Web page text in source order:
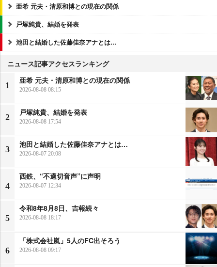
亜希 元夫・清原和博との現在の関係
戸塚純貴、結婚を発表
池田と結婚した佐藤佳奈アナとは…
ニュース記事アクセスランキング
1
亜希 元夫・清原和博との現在の関係
2026-08-08 08:15
2
戸塚純貴、結婚を発表
2026-08-08 17:54
3
池田と結婚した佐藤佳奈アナとは…
2026-08-07 20:08
4
西鉄、“不適切音声”に声明
2026-08-07 12:34
5
令和8年8月8日、吉報続々
2026-08-08 18:17
6
「株式会社嵐」5人のFC出そろう
2026-08-08 09:17